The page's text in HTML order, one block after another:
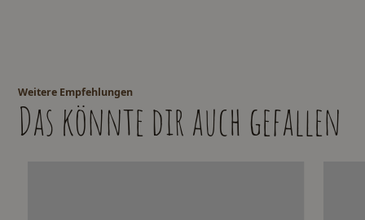
Weitere Empfehlungen
Das könnte dir auch gefallen